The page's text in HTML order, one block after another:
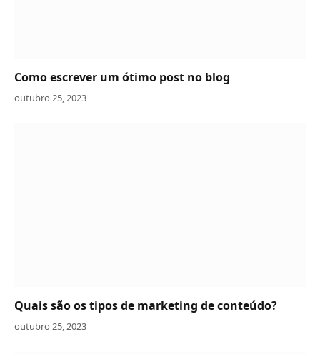
Como escrever um ótimo post no blog
outubro 25, 2023
Quais são os tipos de marketing de conteúdo?
outubro 25, 2023